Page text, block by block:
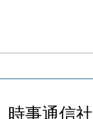
事通信